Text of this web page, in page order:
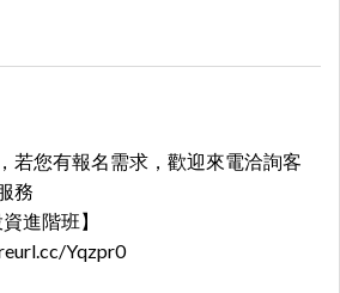
若您有報名需求，歡迎來電洽詢客
務
進階班】
Yqzpr0